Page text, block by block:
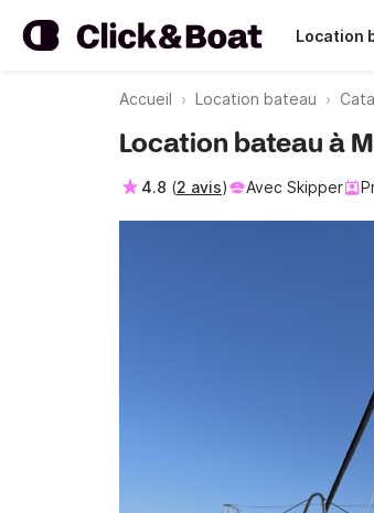
Location
Accueil Location bateau
Location bateau à
4.8 (2 avis) Avec Skipper